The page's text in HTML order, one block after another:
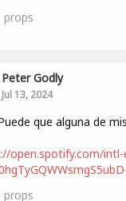
props
Peter Godly
Jul 13, 2024
que alguna de
open.spotify.com/intl-
props